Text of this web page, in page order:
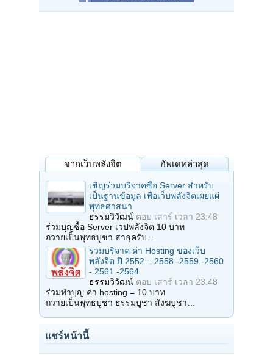
จากเว็บพลังจิต อัพเดทล่าสุด
เชิญร่วมบริจาคซื้อ Server สำหรับ
เป็นฐานข้อมูล เพื่อเว็บพลังจิตเผยแผ่
พุทธศาสนา
ธรรมวิวัฒน์ ตอบ เสาร์ เวลา 23:48
ร่วมบุญซื้อ Server เวปพลังจิต 10 บาท
ถวายเป็นพุทธบูชา สาธุครับ…
ร่วมบริจาค ค่า Hosting ของเว็บ
พลังจิต ปี 2552 ...2558 -2559 -2560
- 2561 -2564
ธรรมวิวัฒน์ ตอบ เสาร์ เวลา 23:48
ร่วมทำบุญ ค่า hosting = 10 บาท
ถวายเป็นพุทธบูชา ธรรมบูชา สังฆบูชา…
แชร์หน้านี้